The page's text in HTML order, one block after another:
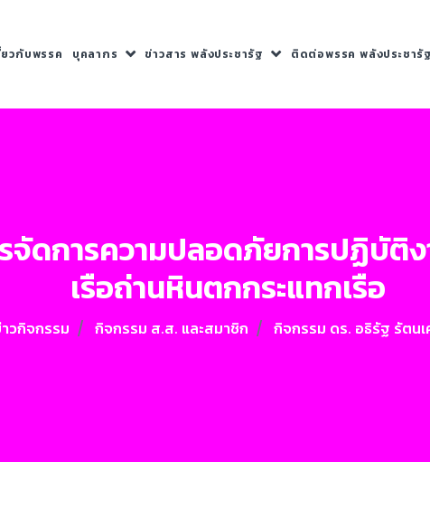
ยวกับพรรค บุคลากร ข่าวสาร พลังประชารัฐ ติดต่อพรรค พลังประชารั
รจัดการความปลอดภัยการปฏิบัติ
เรือถ่านหินตกกระแทกเรือ
วกิจกรรม กิจกรรม ส.ส. และสมาชิก กิจกรรม ดร. อธิรัฐ รัตน